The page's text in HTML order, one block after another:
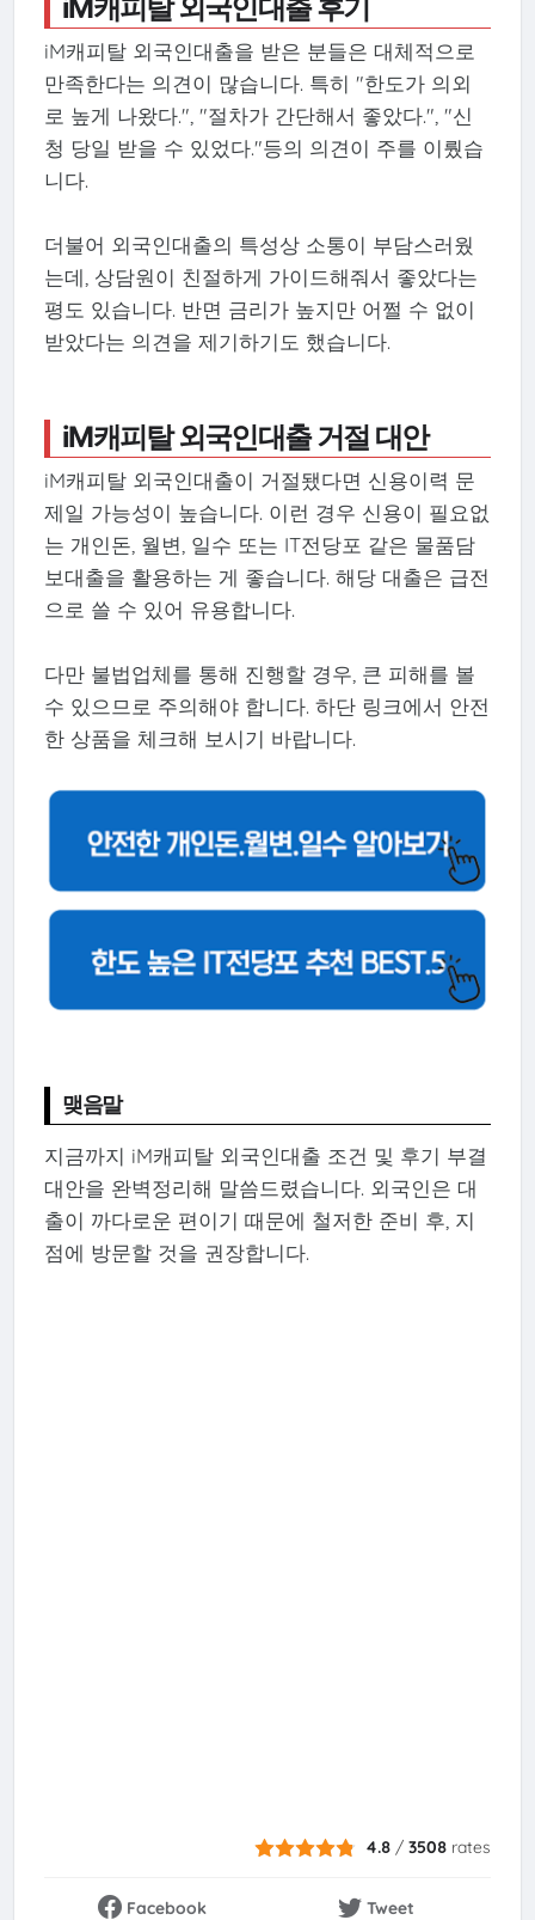
iM캐피탈 외국인대출 후기
iM캐피탈 외국인대출을 받은 분들은 대체적으로
만족한다는 의견이 많습니다. 특히 "한도가 의외
로 높게 나왔다.", "절차가 간단해서 좋았다.", "신
청 당일 받을 수 있었다."등의 의견이 주를 이뤘습
니다.
더불어 외국인대출의 특성상 소통이 부담스러웠
는데, 상담원이 친절하게 가이드해줘서 좋았다는
평도 있습니다. 반면 금리가 높지만 어쩔 수 없이
받았다는 의견을 제기하기도 했습니다.
iM캐피탈 외국인대출 거절 대안
iM캐피탈 외국인대출이 거절됐다면 신용이력 문
제일 가능성이 높습니다. 이런 경우 신용이 필요없
는 개인돈, 월변, 일수 또는 IT전당포 같은 물품담
보대출을 활용하는 게 좋습니다. 해당 대출은 급전
으로 쓸 수 있어 유용합니다.
다만 불법업체를 통해 진행할 경우, 큰 피해를 볼
수 있으므로 주의해야 합니다. 하단 링크에서 안전
한 상품을 체크해 보시기 바랍니다.
맺음말
지금까지 iM캐피탈 외국인대출 조건 및 후기 부결
대안을 완벽정리해 말씀드렸습니다. 외국인은 대
출이 까다로운 편이기 때문에 철저한 준비 후, 지
점에 방문할 것을 권장합니다.
4.8 /3508 rates
Facebook
Tweet